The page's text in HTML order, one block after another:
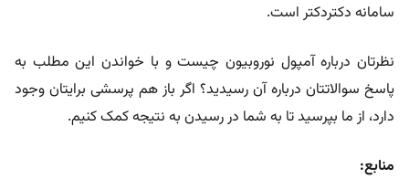
سامانه دکتردکتر است.
نظرتان درباره آمپول نوروبیون چیست و با خواندن این مطلب به
پاسخ سوالاتتان درباره آن رسیدید؟ اگر باز هم پرسشی برایتان وجود
دارد، از ما بپرسید تا به شما در رسیدن به نتیجه کمک کنیم.
منابع: